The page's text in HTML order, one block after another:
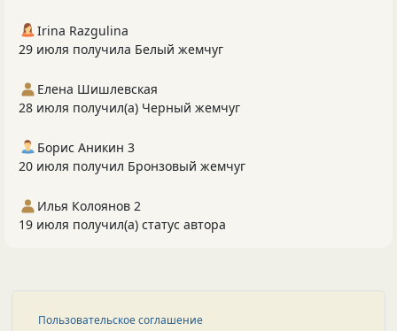
Irina Razgulina
29 июля получила Белый жемчуг
Елена Шишлевская
28 июля получил(а) Черный жемчуг
Борис Аникин 3
20 июля получил Бронзовый жемчуг
Илья Колоянов 2
19 июля получил(а) статус автора
Пользовательское соглашение